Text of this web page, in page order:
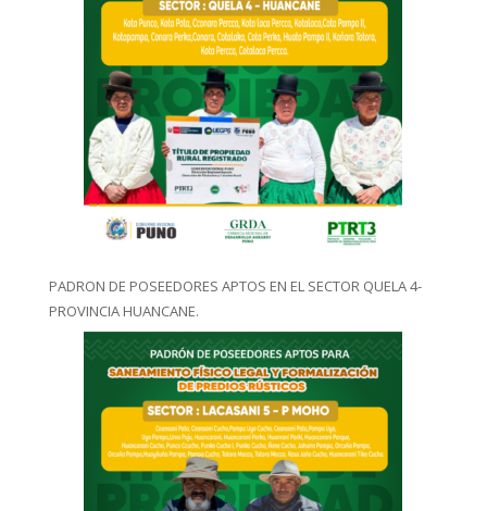
PADRON DE POSEEDORES APTOS EN EL SECTOR QUELA 4-
PROVINCIA HUANCANE.